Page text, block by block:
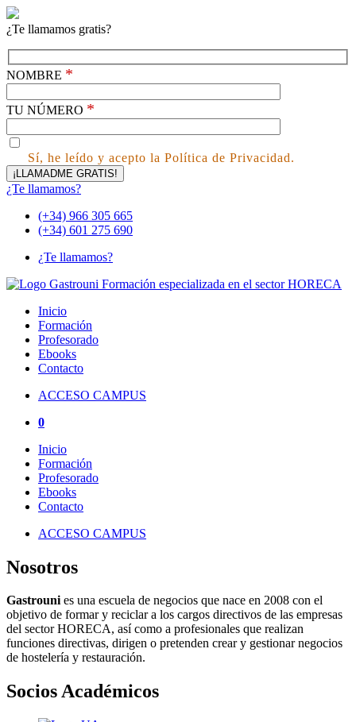
¿Te llamamos gratis?
NOMBRE *
TU NÚMERO *
Sí, he leído y acepto la Política de Privacidad.
¿Te llamamos?
(+34) 966 305 665
(+34) 601 275 690
¿Te llamamos?
Inicio
Formación
Profesorado
Ebooks
Contacto
ACCESO CAMPUS
0
Inicio
Formación
Profesorado
Ebooks
Contacto
ACCESO CAMPUS
Nosotros
Gastrounies una escuela de negocios que nace en 2008 con el
objetivo de formar y reciclar a los cargos directivos de las empresas
del sector HORECA, así como a profesionales que realizan
funciones directivas, dirigen o pretenden crear y gestionar negocios
de hostelería y restauración.
Socios Académicos